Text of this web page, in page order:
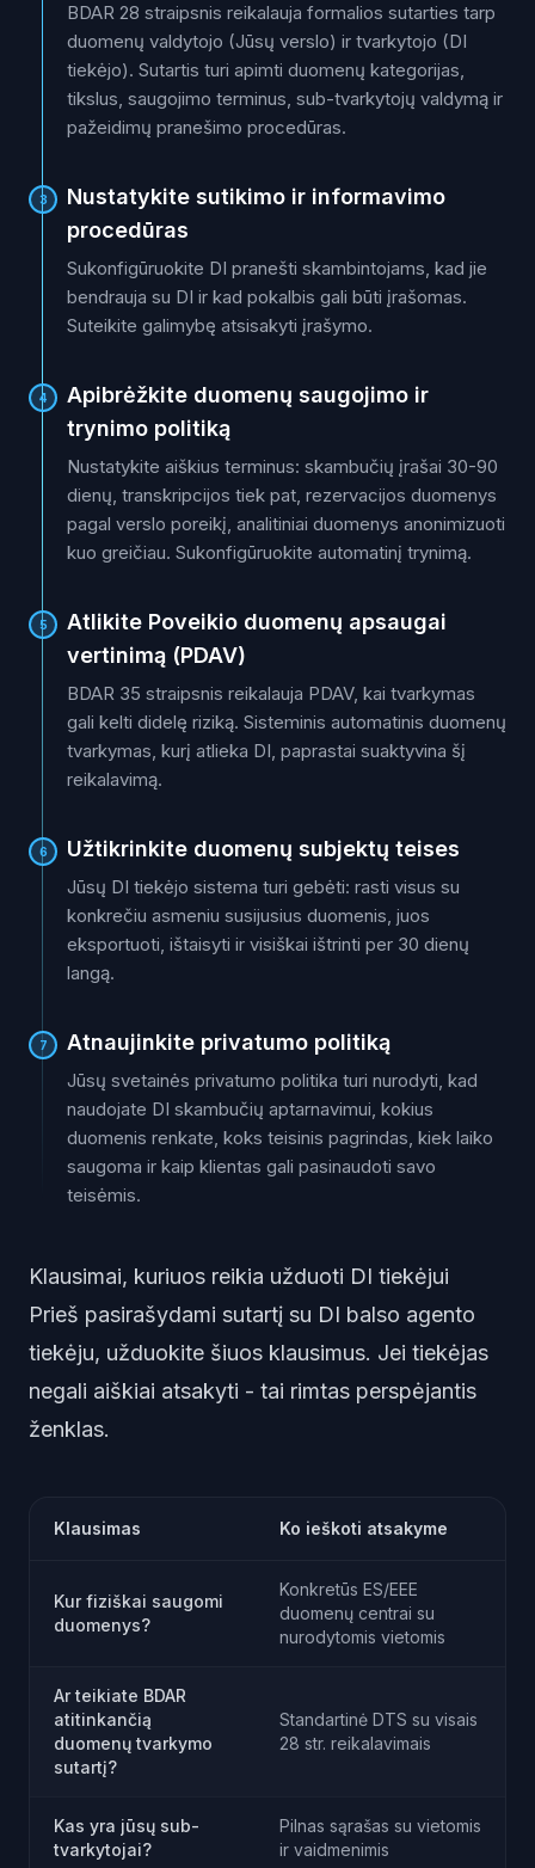
BDAR 28 straipsnis reikalauja formalios sutarties tarp
duomenų valdytojo (Jūsų verslo) ir tvarkytojo (DI
tiekėjo). Sutartis turi apimti duomenų kategorijas,
tikslus, saugojimo terminus, sub-tvarkytojų valdymą ir
pažeidimų pranešimo procedūras.
3
Nustatykite sutikimo ir informavimo
procedūras
Sukonfigūruokite DI pranešti skambintojams, kad jie
bendrauja su DI ir kad pokalbis gali būti įrašomas.
Suteikite galimybę atsisakyti įrašymo.
4
Apibrėžkite duomenų saugojimo ir
trynimo politiką
Nustatykite aiškius terminus: skambučių įrašai 30-90
dienų, transkripcijos tiek pat, rezervacijos duomenys
pagal verslo poreikį, analitiniai duomenys anonimizuoti
kuo greičiau. Sukonfigūruokite automatinį trynimą.
5
Atlikite Poveikio duomenų apsaugai
vertinimą (PDAV)
BDAR 35 straipsnis reikalauja PDAV, kai tvarkymas
gali kelti didelę riziką. Sisteminis automatinis duomenų
tvarkymas, kurį atlieka DI, paprastai suaktyvina šį
reikalavimą.
6 Užtikrinkite duomenų subjektų teises
Jūsų DI tiekėjo sistema turi gebėti: rasti visus su
konkrečiu asmeniu susijusius duomenis, juos
eksportuoti, ištaisyti ir visiškai ištrinti per 30 dienų
langą.
7 Atnaujinkite privatumo politiką
Jūsų svetainės privatumo politika turi nurodyti, kad
naudojate DI skambučių aptarnavimui, kokius
duomenis renkate, koks teisinis pagrindas, kiek laiko
saugoma ir kaip klientas gali pasinaudoti savo
teisėmis.
Klausimai, kuriuos reikia užduoti DI tiekėjui
Prieš pasirašydami sutartį su DI balso agento
tiekėju, užduokite šiuos klausimus. Jei tiekėjas
negali aiškiai atsakyti - tai rimtas perspėjantis
ženklas.
Klausimas Ko ieškoti atsakyme
Kur fiziškai saugomi
duomenys?
Konkretūs ES/EEE
duomenų centrai su
nurodytomis vietomis
Ar teikiate BDAR
atitinkančią
duomenų tvarkymo
sutartį?
Standartinė DTS su visais
28 str. reikalavimais
Kas yra jūsų sub-
tvarkytojai?
Pilnas sąrašas su vietomis
ir vaidmenimis